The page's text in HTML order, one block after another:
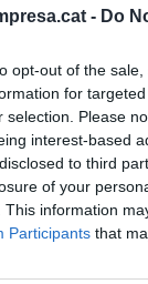
- Do
opt-out of the
for
selection. Please
interest-based
to third
of your
This information
Participants that
) o
mica amb
com els
dels
sobre la